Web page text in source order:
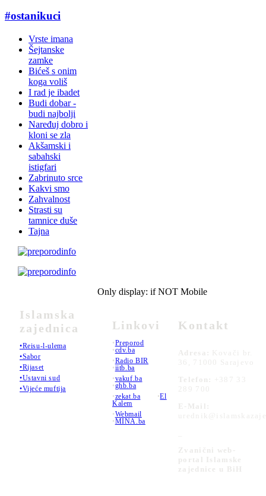
#ostanikuci
Vrste imana
Šejtanske
zamke
Bićeš s onim
koga voliš
I rad je ibadet
Budi dobar -
budi najbolji
Naređuj dobro i
kloni se zla
Akšamski i
sabahski
istigfari
Zabrinuto srce
Kakvi smo
Zahvalnost
Strasti su
tamnice duše
Tajna
Islamska
zajednica
•Reisu-l-ulema
•Sabor
•Rijaset
•Ustavni sud
•Vijeće muftija
Only display: if NOT Mobile
Linkovi
•Preporod
•cdv.ba
•Radio BIR
•iitb.ba
•vakuf.ba
•ghb.ba
•zekat.ba •El
Kalem
•Webmail
•MINA.ba
Kontakt
Adresa:
Kovači br.
36, 71000 Sarajevo
Telefon:
+387 33
289 700
E-Mail:
Zvanični web-
portal Islamske
zajednice u BiH